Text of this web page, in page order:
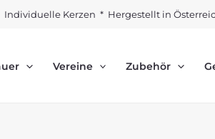
Individuelle Kerzen * Hergestellt in
Vereine Zubehör